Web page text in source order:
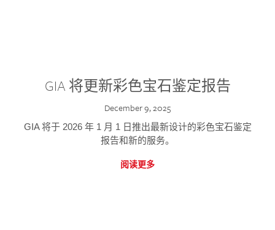
GIA 将更新彩色宝石鉴定报告
December 9, 2025
GIA 将于 2026 年 1 月 1 日推出最新设计的彩色宝石鉴定
报告和新的服务。
阅读更多